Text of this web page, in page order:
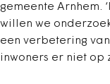
gemeente Arnhem.
willen we
een verbetering
inwoners er niet op